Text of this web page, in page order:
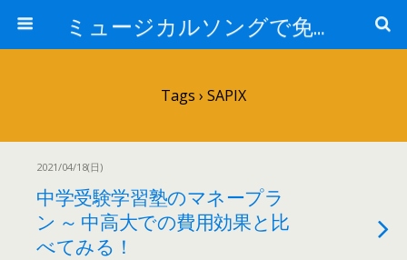
ミュージカルソングで免疫力を高める My Music and Spiritual Therapy
Tags › SAPIX
2021/04/18(日)
中学受験学習塾のマネープラ
ン ～ 中高大での費用効果と比
べてみる！